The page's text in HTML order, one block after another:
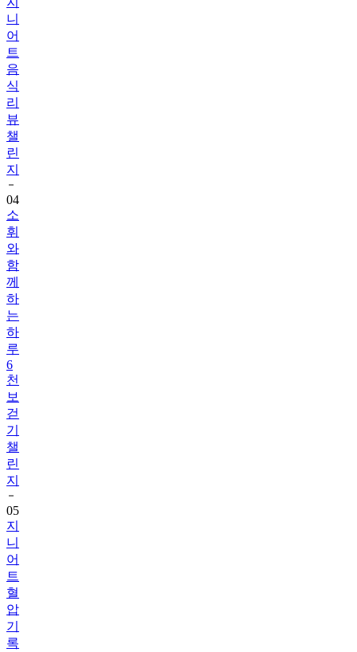
니
어
트
음
식
리
뷰
챌
린
지
04
소
휘
와
함
께
하
는
하
루
6
천
보
걷
기
챌
린
지
05
지
니
어
트
혈
압
기
록